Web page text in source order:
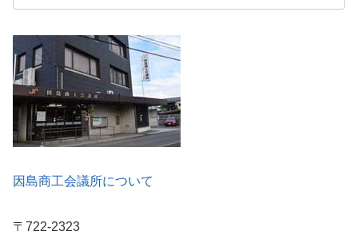
因島商工会議所について
〒722-2323